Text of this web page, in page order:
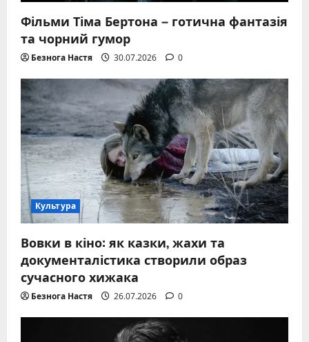
Фільми Тіма Бертона – готична фантазія
та чорний гумор
Безнога Настя 30.07.2026 0
Культура
Вовки в кіно: як казки, жахи та
документалістика створили образ
сучасного хижака
Безнога Настя 26.07.2026 0